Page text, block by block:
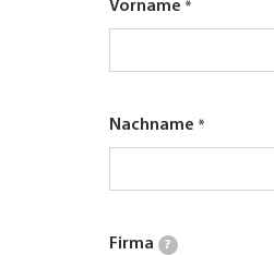
Vorname
Nachname
Firma ?